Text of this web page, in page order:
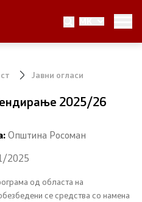
MK
Јавни огласи
2025/26
Општина Росоман
2025
од областа на
се средства со намена